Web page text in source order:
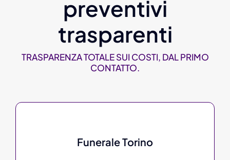
preventivi
trasparenti
TRASPARENZA TOTALE SUI COSTI, DAL PRIMO
CONTATTO.
Funerale Torino